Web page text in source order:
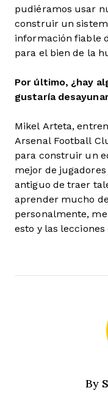
pudiéramos usar
construir un
información fiable
para el bien de la
Por último, ¿hay
gustaría
Mikel Arteta,
Arsenal Football
para construir un
mejor de
antiguo de traer
aprender mucho
personalmente,
esto y las
By